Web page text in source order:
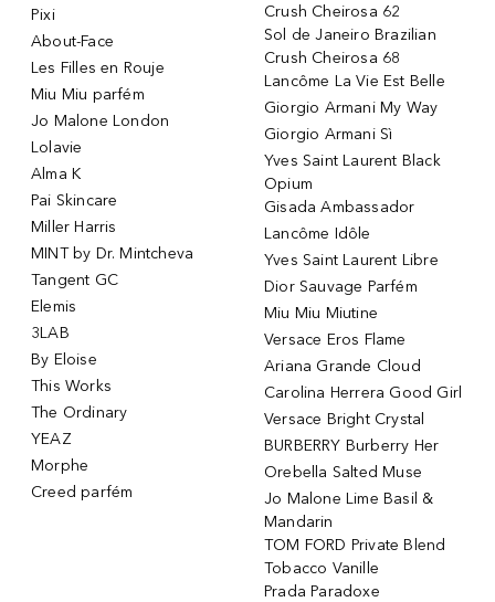
Pixi
About-Face
Les Filles en Rouje
Miu Miu parfém
Jo Malone London
Lolavie
Alma K
Pai Skincare
Miller Harris
MINT by Dr. Mintcheva
Tangent GC
Elemis
3LAB
By Eloise
This Works
The Ordinary
YEAZ
Morphe
Creed parfém
Crush Cheirosa 62
Sol de Janeiro Brazilian
Crush Cheirosa 68
Lancôme La Vie Est Belle
Giorgio Armani My Way
Giorgio Armani Sì
Yves Saint Laurent Black
Opium
Gisada Ambassador
Lancôme Idôle
Yves Saint Laurent Libre
Dior Sauvage Parfém
Miu Miu Miutine
Versace Eros Flame
Ariana Grande Cloud
Carolina Herrera Good Girl
Versace Bright Crystal
BURBERRY Burberry Her
Orebella Salted Muse
Jo Malone Lime Basil &
Mandarin
TOM FORD Private Blend
Tobacco Vanille
Prada Paradoxe